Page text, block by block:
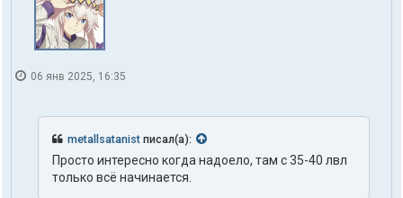
06 янв 2025, 16:35
metallsatanist писал(а):
Просто интересно когда надоело, там с 35-40 лвл
только всё начинается.